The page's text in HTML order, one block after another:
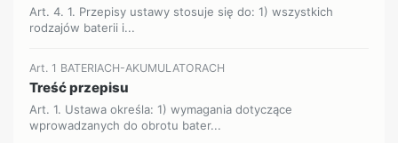
Art. 4. 1. Przepisy ustawy stosuje się do: 1) wszystkich
rodzajów baterii i...
Art. 1 BATERIACH-AKUMULATORACH
Treść przepisu
Art. 1. Ustawa określa: 1) wymagania dotyczące
wprowadzanych do obrotu bater...